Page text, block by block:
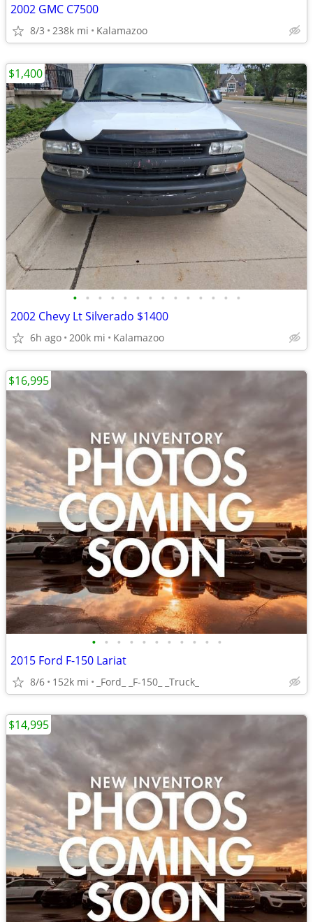
2002 GMC C7500
8/3 238k mi Kalamazoo
• • • • • • • • • • • • • •
2002 Chevy Lt Silverado $1400
6h ago 200k mi Kalamazoo
$1,400
• • • • • • • • • • •
2015 Ford F-150 Lariat
8/6 152k mi _Ford_ _F-150_ _Truck_
$16,995
$14,995